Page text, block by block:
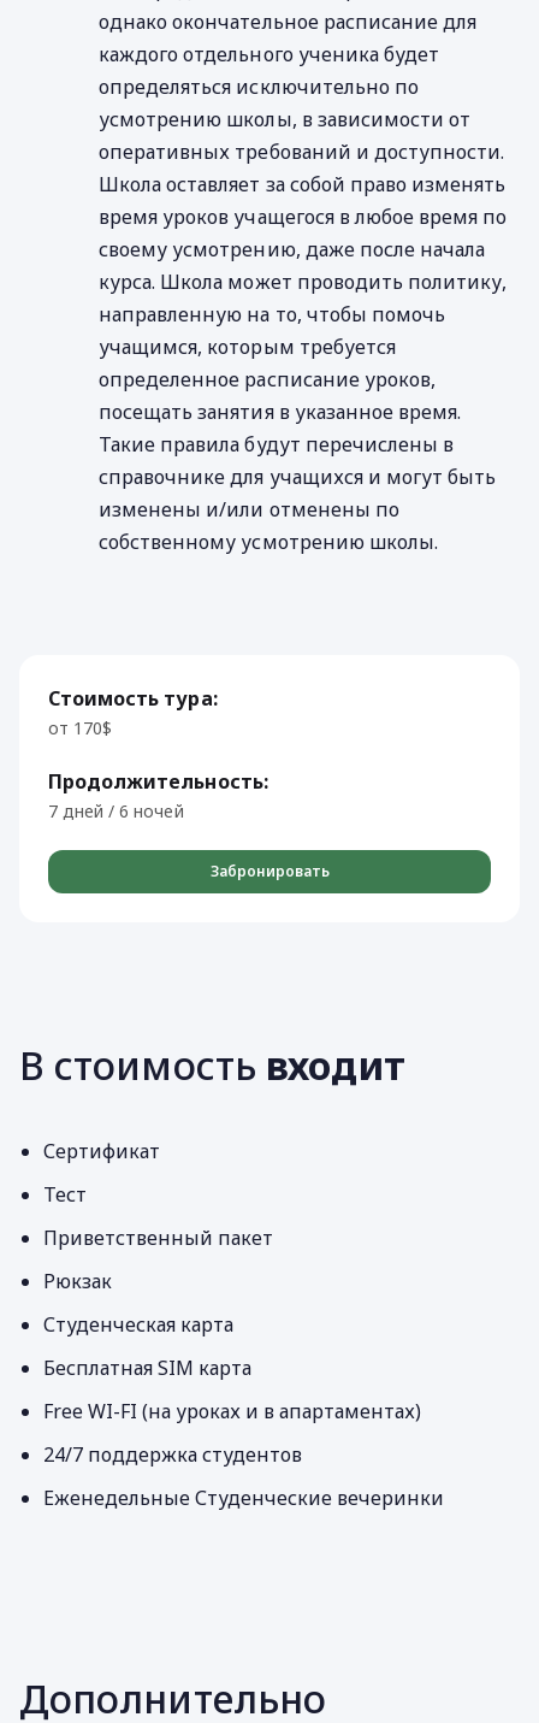
однако окончательное расписание для
каждого отдельного ученика будет
определяться исключительно по
усмотрению школы, в зависимости от
оперативных требований и доступности.
Школа оставляет за собой право изменять
время уроков учащегося в любое время по
своему усмотрению, даже после начала
курса. Школа может проводить политику,
направленную на то, чтобы помочь
учащимся, которым требуется
определенное расписание уроков,
посещать занятия в указанное время.
Такие правила будут перечислены в
справочнике для учащихся и могут быть
изменены и/или отменены по
собственному усмотрению школы.
Стоимость тура:
от 170$
Продолжительность:
7 дней / 6 ночей
Забронировать
В стоимость входит
Сертификат
Тест
Приветственный пакет
Рюкзак
Студенческая карта
Бесплатная SIM карта
Free WI-FI (на уроках и в апартаментах)
24/7 поддержка студентов
Еженедельные Студенческие вечеринки
Дополнительно